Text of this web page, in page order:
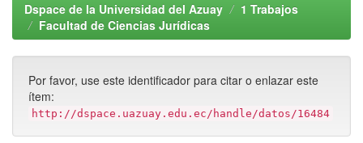
Dspace de la Universidad del Azuay
1 Trabajos
Facultad de Ciencias Jurídicas
Por favor, use este identificador para citar o enlazar este
ítem:
http://dspace.uazuay.edu.ec/handle/datos/16484